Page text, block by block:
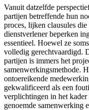
Vanuit datzelfde
partijen betreffende hun
proces, lijken clausules
dienstverlener beperken
essentieel. Hoewel ze
volledig gerechtvaardigd.
partijen is immers het
samenwerkingsmethode.
ontoereikende
gekwalificeerd als een
verplichtingen in het
genoemde samenwerking